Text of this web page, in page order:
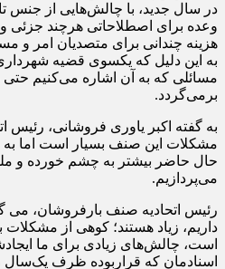
به گزارش پایگاه اطلاع‌رسانی اتاق
در سال جدید، با چالش‌هایی از جنس
وعده‌ برای اصطلاحاتی هرچند جزئی
به این دلیل که یکسوی قضیه
برمی‌گردد.
مشکلات این صنف بسیار است اما به
حال حاضر بیشتر به چشم خورده و
می‌پردازیم.